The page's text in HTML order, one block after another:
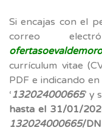
Si encajas con el
correo
currículum vitae
PDF e indicando
‘132024000665’ y
hasta el 31/01/
132024000665/